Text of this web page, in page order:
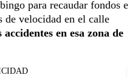
para recaudar fondos e
de velocidad en el calle
en esa zona de